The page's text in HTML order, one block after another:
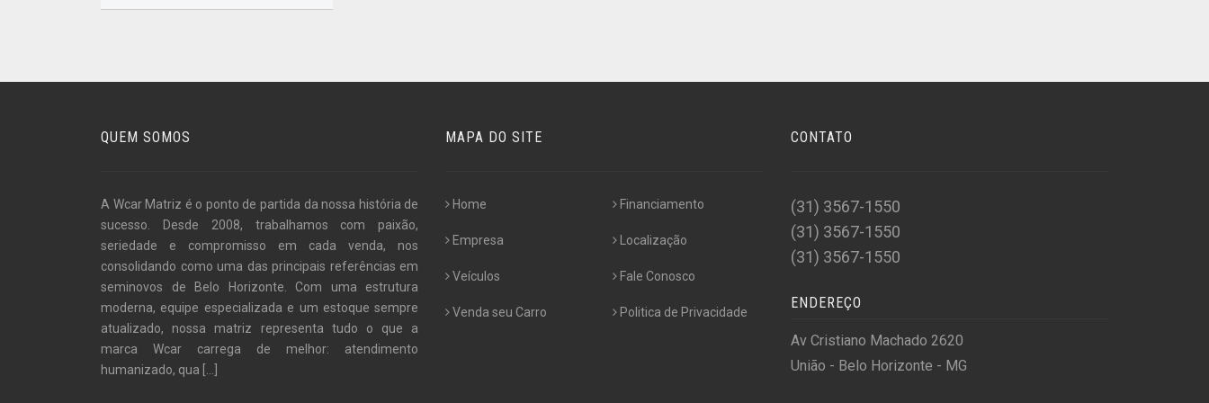
QUEM SOMOS
A Wcar Matriz é o ponto de partida da nossa história de
sucesso. Desde 2008, trabalhamos com paixão,
seriedade e compromisso em cada venda, nos
consolidando como uma das principais referências em
seminovos de Belo Horizonte. Com uma estrutura
moderna, equipe especializada e um estoque sempre
atualizado, nossa matriz representa tudo o que a
marca Wcar carrega de melhor: atendimento
humanizado, qua
MAPA DO SITE
Home
Empresa
Veículos
Venda seu Carro
Financiamento
Localização
Fale Conosco
Politica de Privacidade
CONTATO
(31) 3567-1550
(31) 3567-1550
(31) 3567-1550
ENDEREÇO
Av Cristiano Machado 2620
União - Belo Horizonte - MG